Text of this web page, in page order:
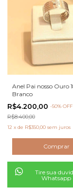
Anel Pai nosso Ouro
Branco
R$4.200,00 -50% OFF
R$8.400,00
12 x de R$350,00 sem juros
Tire sua
Whatsapp